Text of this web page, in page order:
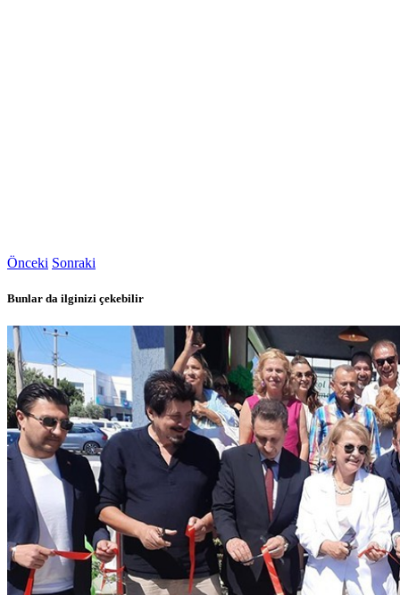
Önceki Sonraki
Bunlar da ilginizi çekebilir